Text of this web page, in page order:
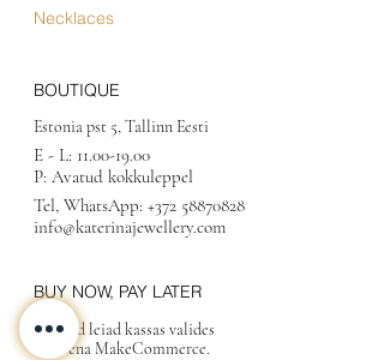
Necklaces
BOUTIQUE
Estonia pst 5, Tallinn Eesti
E - L: 11.00-19.00
P: Avatud kokkuleppel
Tel, WhatsApp: +372 58870828
info@katerinajewellery.com
BUY NOW, PAY LATER
Valikud leiad kassas valides
maksena MakeCommerce.